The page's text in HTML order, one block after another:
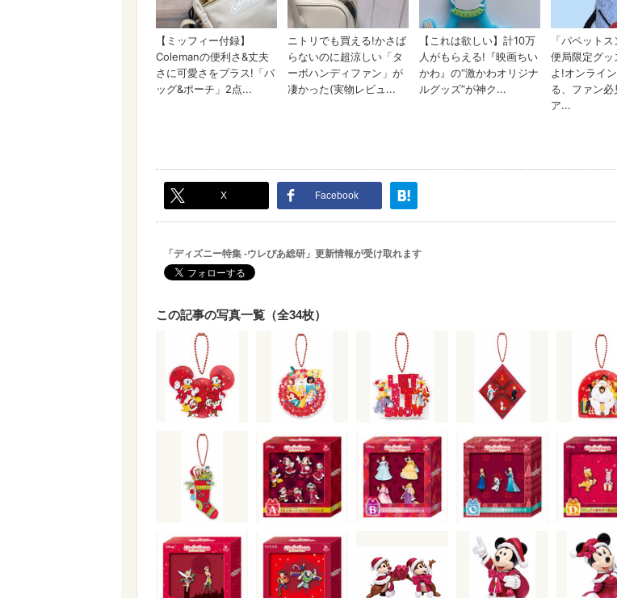
X Facebook
「ディズニー特集 -ウレぴあ総研」更新情報が受け取れます
この記事の写真一覧（全34枚）